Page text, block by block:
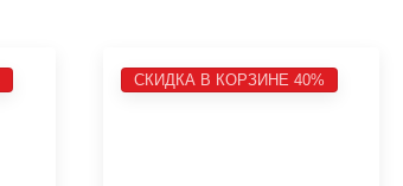
СКИДКА В КОРЗИНЕ 40%